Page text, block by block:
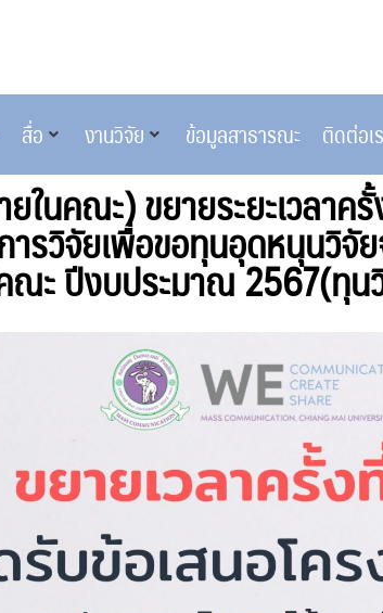
สื่อ งานวิจัย ข้อมูลสาธารณะ ติดต่อเ
ในคณะ) ขยายระยะเวลาค
ารวิจัยเพื่อขอทุนอุดหนุนวิจั
ณะ ปีงบประมาณ 2567(ทุ